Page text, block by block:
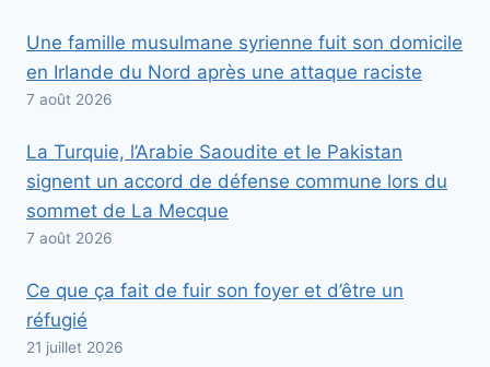
Une famille musulmane syrienne fuit son domicile
en Irlande du Nord après une attaque raciste
7 août 2026
La Turquie, l’Arabie Saoudite et le Pakistan
signent un accord de défense commune lors du
sommet de La Mecque
7 août 2026
Ce que ça fait de fuir son foyer et d’être un
réfugié
21 juillet 2026